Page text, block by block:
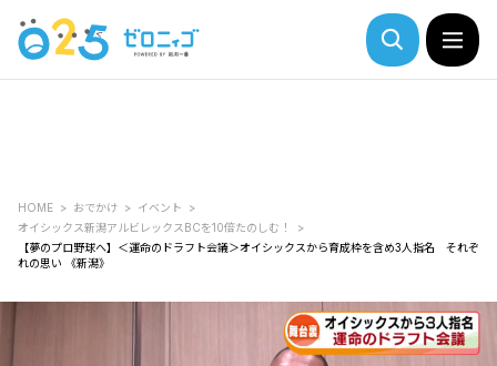
HOME おでかけ
イベント
オイシックス新潟アルビレックスBCを10倍たのしむ！
【夢のプロ野球へ】＜運命のドラフト会議＞オイシックスから育成枠を含め3人指名 それぞ
れの思い 《新潟》